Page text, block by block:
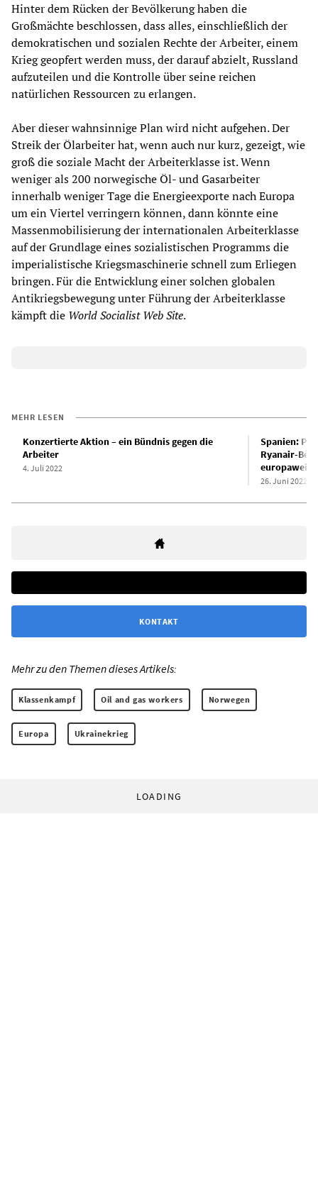
Hinter dem Rücken der Bevölkerung haben die
Großmächte beschlossen, dass alles, einschließlich der
demokratischen und sozialen Rechte der Arbeiter, einem
Krieg geopfert werden muss, der darauf abzielt, Russland
aufzuteilen und die Kontrolle über seine reichen
natürlichen Ressourcen zu erlangen.
Aber dieser wahnsinnige Plan wird nicht aufgehen. Der
Streik der Ölarbeiter hat, wenn auch nur kurz, gezeigt, wie
groß die soziale Macht der Arbeiterklasse ist. Wenn
weniger als 200 norwegische Öl- und Gasarbeiter
innerhalb weniger Tage die Energieexporte nach Europa
um ein Viertel verringern können, dann könnte eine
Massenmobilisierung der internationalen Arbeiterklasse
auf der Grundlage eines sozialistischen Programms die
imperialistische Kriegsmaschinerie schnell zum Erliegen
bringen. Für die Entwicklung einer solchen globalen
Antikriegsbewegung unter Führung der Arbeiterklasse
kämpft die World Socialist Web Site.
MEHR LESEN
Konzertierte Aktion – ein Bündnis gegen die
Arbeiter
4. Juli 2022
Spanien:
Ryanair-
26. Juni 2022
KONTAKT
Mehr zu den Themen dieses Artikels:
Klassenkampf Oil and gas workers Norwegen
Europa Ukrainekrieg
LOADING